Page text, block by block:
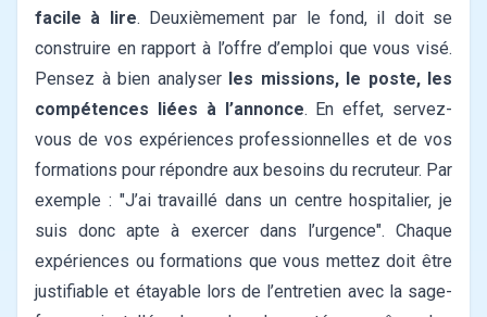
facile à lire. Deuxièmement par le fond, il doit se
construire en rapport à l’offre d’emploi que vous visé.
Pensez à bien analyser les missions, le poste, les
compétences liées à l’annonce. En effet, servez-
vous de vos expériences professionnelles et de vos
formations pour répondre aux besoins du recruteur. Par
exemple : "J’ai travaillé dans un centre hospitalier, je
suis donc apte à exercer dans l’urgence". Chaque
expériences ou formations que vous mettez doit être
justifiable et étayable lors de l’entretien avec la sage-